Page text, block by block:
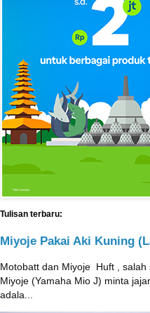
Tulisan terbaru:
Miyoje Pakai Aki Kuning
Motobatt dan Miyoje ‎ Huft ,
Miyoje (Yamaha Mio J) minta
adala...